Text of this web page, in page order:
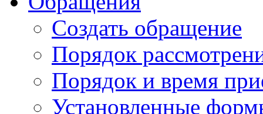
Создать обращение
Порядок
Порядок и время
Установленные